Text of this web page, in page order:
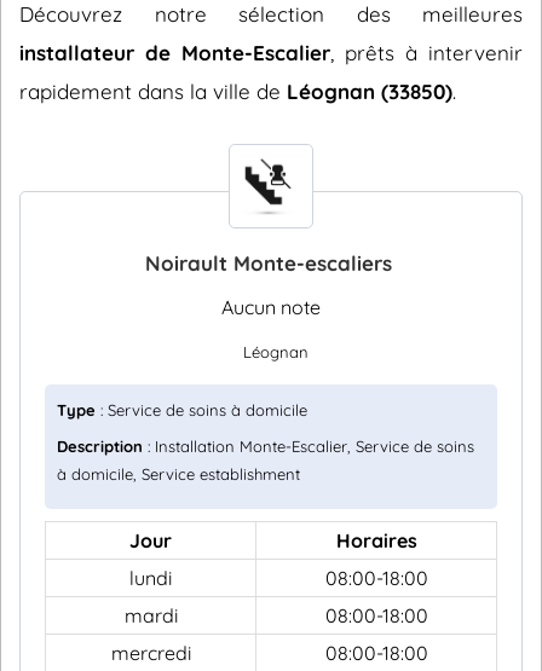
Découvrez notre sélection des meilleures
installateur de Monte-Escalier , prêts à intervenir
rapidement dans la ville de Léognan (33850).
Noirault Monte-escaliers
Aucun note
Léognan
Type : Service de soins à domicile
Description : Installation Monte-Escalier, Service de soins
à domicile, Service establishment
Jour
Horaires
lundi
08:00-18:00
mardi
08:00-18:00
mercredi
08:00-18:00